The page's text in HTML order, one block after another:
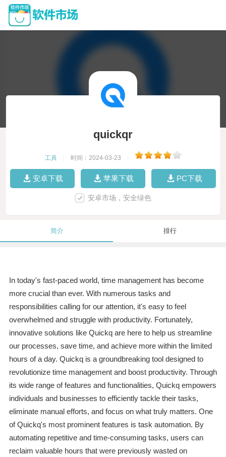
quickqr
工具 时间：2024-03-23
安卓下载 苹果下载 PC下载
安卓市场，安全绿色
简介 排行
In today's fast-paced world, time management has become
more crucial than ever. With numerous tasks and
responsibilities calling for our attention, it's easy to feel
overwhelmed and struggle with productivity. Fortunately,
innovative solutions like Quickq are here to help us streamline
our processes, save time, and achieve more within the limited
hours of a day. Quickq is a groundbreaking tool designed to
revolutionize time management and boost productivity. Through
its wide range of features and functionalities, Quickq empowers
individuals and businesses to efficiently tackle their tasks,
eliminate manual efforts, and focus on what truly matters. One
of Quickq's most prominent features is task automation. By
automating repetitive and time-consuming tasks, users can
reclaim valuable hours that were previously wasted on